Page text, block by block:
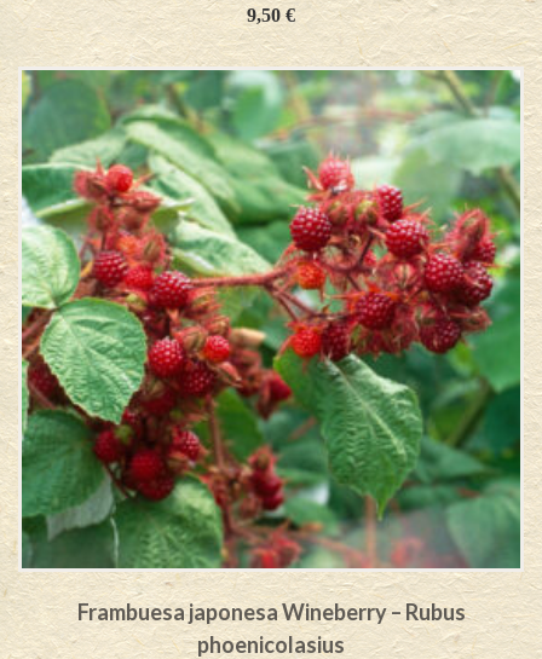
9,50 €
Frambuesa japonesa Wineberry – Rubus
phoenicolasius